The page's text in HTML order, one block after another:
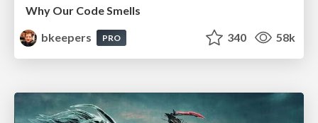
Why Our Code Smells
bkeepers
PRO 340 58k